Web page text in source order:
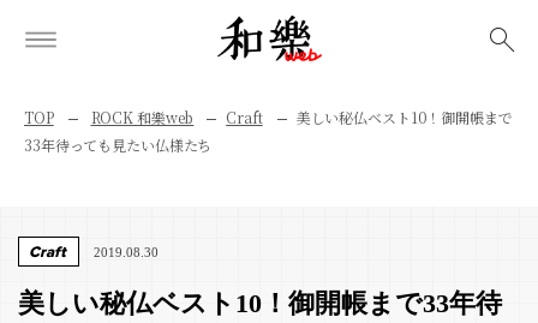
TOP ROCK 和樂web Craft
美しい秘仏ベスト10！御開帳まで
33年待っても見たい仏様たち
Craft 2019.08.30
美しい秘仏ベスト10！御開帳まで33年待